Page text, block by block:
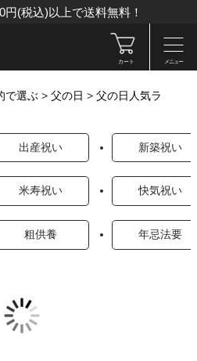
円(税込)以上で送料無料！
カート メニュー
で選ぶ > 父の日 > 父の日人気ラ
出産祝い 新築祝い
米寿祝い 快気祝い
粗供養 年忌法要